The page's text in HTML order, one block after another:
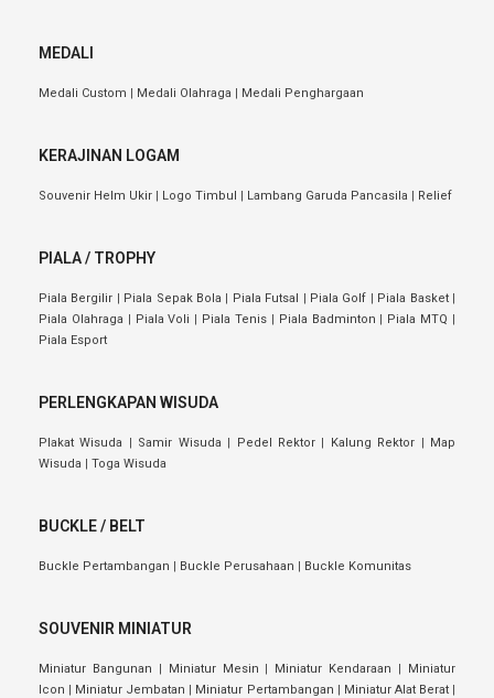
MEDALI
Medali Custom | Medali Olahraga | Medali Penghargaan
KERAJINAN LOGAM
Souvenir Helm Ukir | Logo Timbul | Lambang Garuda Pancasila | Relief
PIALA / TROPHY
Piala Bergilir | Piala Sepak Bola | Piala Futsal | Piala Golf | Piala Basket|
Piala Olahraga | Piala Voli | Piala Tenis | Piala Badminton | Piala MTQ |
Piala Esport
PERLENGKAPAN WISUDA
Plakat Wisuda | Samir Wisuda | Pedel Rektor| Kalung Rektor | Map
Wisuda | Toga Wisuda
BUCKLE / BELT
Buckle Pertambangan | Buckle Perusahaan | Buckle Komunitas
SOUVENIR MINIATUR
Miniatur Bangunan | Miniatur Mesin | Miniatur Kendaraan | Miniatur
Icon | Miniatur Jembatan | Miniatur Pertambangan | Miniatur Alat Berat|